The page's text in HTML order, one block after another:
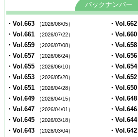
バックナンバー
・Vol.663 （2026/08/05） ・Vol.662
・Vol.661 （2026/07/22） ・Vol.660
・Vol.659 （2026/07/08） ・Vol.658
・Vol.657 （2026/06/24） ・Vol.656
・Vol.655 （2026/06/10） ・Vol.654
・Vol.653 （2026/05/20） ・Vol.652
・Vol.651 （2026/04/28） ・Vol.650
・Vol.649 （2026/04/15） ・Vol.648
・Vol.647 （2026/04/01） ・Vol.646
・Vol.645 （2026/03/18） ・Vol.644
・Vol.643 （2026/03/04） ・Vol.642